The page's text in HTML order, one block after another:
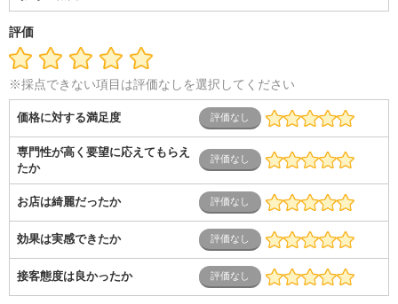
ム開発・SE・インフラ）
導体・制御）
介護
ス
士業・コンサルティング
ービス
コールセンター マーケティング・企画
専業主婦（夫）
営業
評価
※採点できない項目は評価なしを選択してください
価格に対する満足度
専門性が高く要望に応えてもらえ
たか
お店は綺麗だったか
効果は実感できたか
接客態度は良かったか